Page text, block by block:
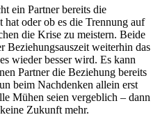
ein Partner bereits die
oder ob es die Trennung auf
die Krise zu meistern. Beide
Beziehungsauszeit weiterhin das
wieder besser wird. Es kann
Partner die Beziehung bereits
beim Nachdenken allein erst
Mühen seien vergeblich – dann
Zukunft mehr.